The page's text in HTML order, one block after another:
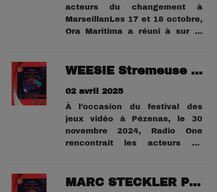
acteurs du changement à
MarseillanLes 17 et 18 octobre,
Ora Maritima a réuni à sur la
territorial et
le Syndicat Mixte du Bassin de
Thau, l’événement a mis à
l’honneur les initiatives...
WEESIE Stremeuse de jeux vidéo
02 avril 2025
À l'occasion du festival des
jeux vidéo à Pézenas, le 30
novembre 2024, Radio One
rencontrait les acteurs du
appréhender l'univers du
MARC STECKLER Professeur au lycée de Pezenas